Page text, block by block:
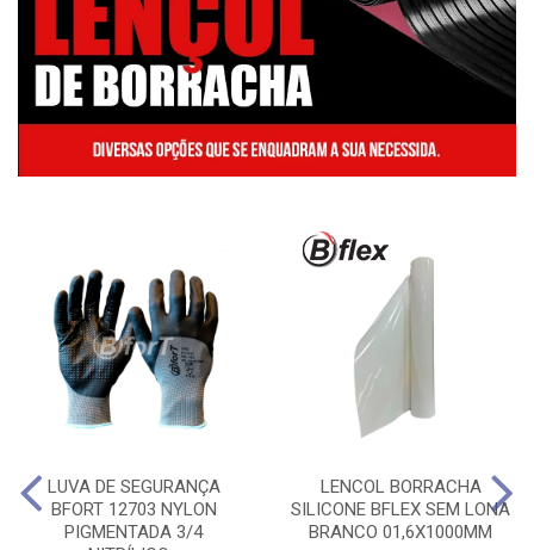
LUVA DE SEGURANÇA
BFORT 12703 NYLON
PIGMENTADA 3/4
LENCOL BORRACHA
SILICONE BFLEX SEM LONA
BRANCO 01,6X1000MM